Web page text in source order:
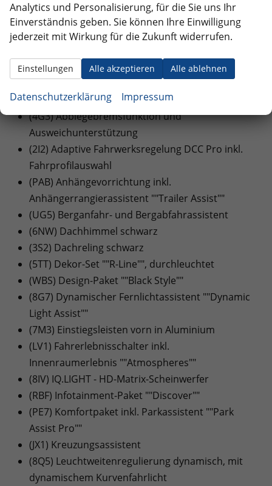
EXTRAS:
(PLC) ""IQ.LIGHT"" - HD-Matrix-Scheinwerfer
Blinkleuchte
(F42) 4 Leichtmetallräder ""Coventry"" 8,5 J x 19 in
Schwarz, Volkswagen R
(4G3) Abbiegebremsfunktion und
Ausweichunterstützung
(2I2) Adaptive Fahrwerksregelung DCC Pro inkl.
Fahrprofilauswahl
(PAB) Anhängevorrichtung inkl.
Anhängerrangierassistent ""Trailer Assist""
(UG5) Berganfahr- und Bergabfahrassistent
(6NW) Dachhimmel schwarz
(3S2) Dachreling schwarz
(5TT) Dekor-Set ""R-Line"", durchleuchtet
(WBS) Design-Paket ""Black Style""
(8G7) Dynamischer Fernlichtassistent ""Dynamic
Light Assist""
(7M3) Einstiegsleisten vorn in Aluminium
(LV1) Fahrerlebnisschalter inkl.
Innenraumerlebnis ""Atmospheres""
(8IV) IQ.LIGHT - HD-Matrix-Scheinwerfer
(RBF) Infotainment-Paket ""Discover""
(PE7) Komfortpaket inkl. Parkassistent ""Park
Assist Pro""
(JX1) Kreuzungsassistent
(8Q5) Leuchtweitenregulierung dynamisch, mit
dynamischem Kurvenfahrlicht
Analytics und Personalisierung, für die Sie uns Ihr
Einverständnis geben. Sie können Ihre Einwilligung
jederzeit mit Wirkung für die Zukunft widerrufen.
Alle akzeptieren Alle ablehnen
Einstellungen
Datenschutzerklärung Impressum